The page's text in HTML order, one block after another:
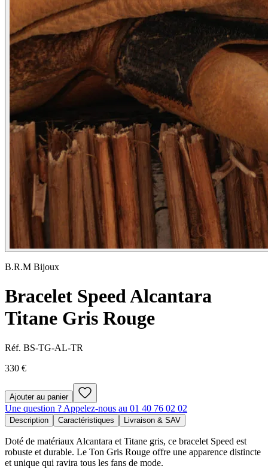
B.R.M Bijoux
Bracelet Speed Alcantara
Titane Gris Rouge
Réf. BS-TG-AL-TR
330 €
Ajouter au panier
Une question ? Appelez-nous au 01 40 76 02 02
Description Caractéristiques Livraison & SAV
Doté de matériaux Alcantara et Titane gris, ce bracelet Speed est
robuste et durable. Le Ton Gris Rouge offre une apparence distincte
et unique qui ravira tous les fans de mode.